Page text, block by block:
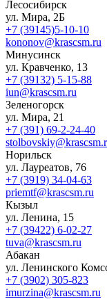
Лесосибирск
ул. Мира, 2Б
+7 (39145)5-10-10
kononov@krascsm.ru
Минусинск
ул. Кравченко, 13
+7 (39132) 5-15-88
iun@krascsm.ru
Зеленогорск
ул. Мира, 21
+7 (391) 69-2-24-40
Норильск
ул. Лауреатов, 76
+7 (3919) 34-04-63
priemtf@krascsm.ru
Кызыл
ул. Ленина, 15
+7 (39422) 6-02-27
tuva@krascsm.ru
Абакан
ул. Ленинского
+7 (3902) 305-823
imurzina@krascsm.ru